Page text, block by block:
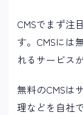
CMSでまず注
す。CMSには
れるサービス
無料のCMSは
理などを自社